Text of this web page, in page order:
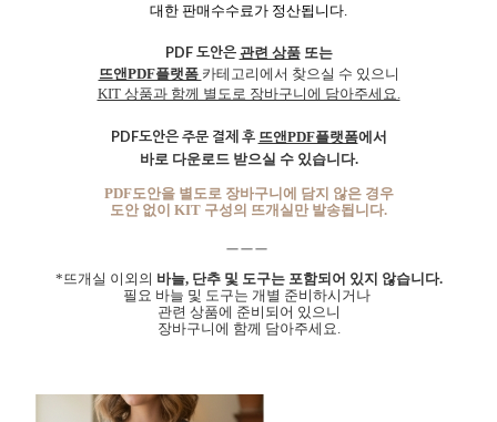
대한 판매수수료가 정산됩니다.
PDF 도안은 관련 상품 또는
뜨앤PDF플랫폼 카테고리에서 찾으실 수 있으니
KIT 상품과 함께 별도로 장바구니에 담아주세요.
PDF도안은 주문 결제 후 뜨앤PDF플랫폼에서
바로 다운로드 받으실 수 있습니다.
PDF도안을 별도로 장바구니에 담지 않은 경우
도안 없이 KIT 구성의 뜨개실만 발송됩니다.
ㅡㅡㅡ
*뜨개실 이외의 바늘, 단추 및 도구는 포함되어 있지 않습니다.
필요 바늘 및 도구는 개별 준비하시거나
관련 상품에 준비되어 있으니
장바구니에 함께 담아주세요.